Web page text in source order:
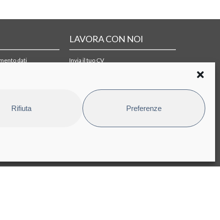
Rifiuta Preferenze
dati
LAVORA CON NOI
Invia il tuo CV